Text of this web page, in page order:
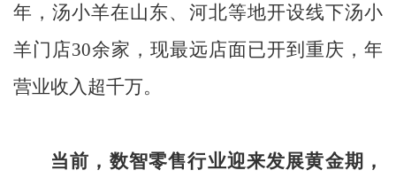
年，汤小羊在山东、河北等地开设线下汤小
羊门店30余家，现最远店面已开到重庆，年
营业收入超千万。
当前，数智零售行业迎来发展黄金期，